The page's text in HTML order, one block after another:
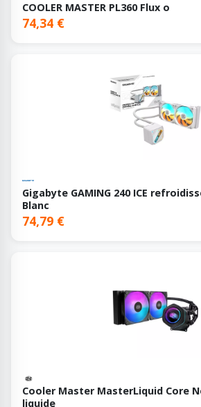
COOLER MASTER PL360 Flux o
74,34 €
Gigabyte GAMING 240 ICE
Blanc
74,79 €
Cooler Master MasterLiquid Core
liquide